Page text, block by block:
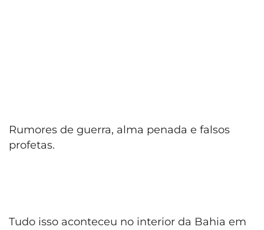
Rumores de guerra, alma penada e falsos
profetas.
Tudo isso aconteceu no interior da Bahia em